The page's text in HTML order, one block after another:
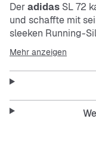
Deradidas SL 72
und schaffte mit
sleeken Running-
die Straßen der
macht jedes
auf Schritt und
Wildleder-
während die EVA-
für Tragekomfort
Mehr anzeigen